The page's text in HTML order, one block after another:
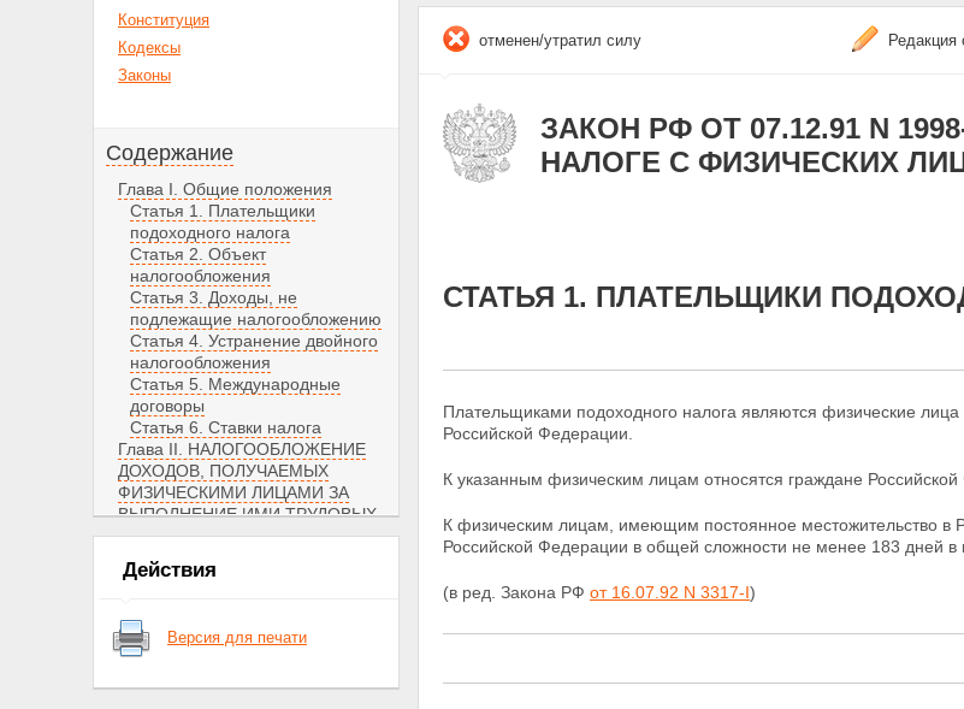
Конституция
Кодексы
Законы
Содержание
Глава I. Общие положения
Статья 1. Плательщики
подоходного налога
Статья 2. Объект
налогообложения
Статья 3. Доходы, не
подлежащие налогообложению
Статья 4. Устранение двойного
налогообложения
Статья 5. Международные
договоры
Статья 6. Ставки налога
Глава II. НАЛОГООБЛОЖЕНИЕ
ДОХОДОВ, ПОЛУЧАЕМЫХ
ФИЗИЧЕСКИМИ ЛИЦАМИ ЗА
ВЫПОЛНЕНИЕ ИМИ ТРУДОВЫХ
И ИНЫХ ПРИРАВНЕННЫХ К НИМ
ОБЯЗАННОСТЕЙ ПО МЕСТУ
ОСНОВНОЙ РАБОТЫ (СЛУЖБЫ,
Статья 7. Объекты
налогообложения
налога
Действия
Версия для печати
отменен/утратил силу Редакция
ЗАКОН РФ ОТ 07.12.91 N
НАЛОГЕ С ФИЗИЧЕСКИХ
СТАТЬЯ 1. ПЛАТЕЛЬЩИКИ
Плательщиками подоходного налога являются физические
Российской Федерации.
К указанным физическим лицам относятся граждане
К физическим лицам, имеющим постоянное местожительство в
Российской Федерации в общей сложности не менее 183 дней в
(в ред. Закона РФ от 16.07.92 N 3317-I)